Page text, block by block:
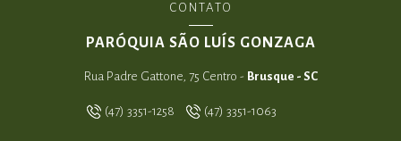
CONTATO
PARÓQUIA SÃO LUÍS GONZAGA
Rua Padre Gattone, 75 Centro - Brusque - SC
(47) 3351-1258 (47) 3351-1063